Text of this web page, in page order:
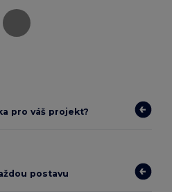
pro váš projekt?
postavu